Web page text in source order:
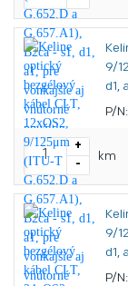
9/
d1,
P/
+
-
km
9/
d1,
P/